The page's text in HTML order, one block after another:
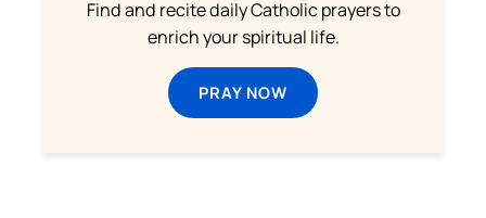
Find and recite daily Catholic prayers to
enrich your spiritual life.
PRAY NOW